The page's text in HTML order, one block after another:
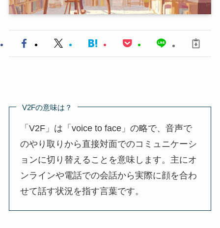
V2Fの意味は？
「V2F」は「voice to face」の略で、音声で
のやり取りから直接対面でのコミュニケーシ
ョンに切り替えることを意味します。主にオ
ンラインや電話での会話から実際に顔を合わ
せて話す状況を指す言葉です。